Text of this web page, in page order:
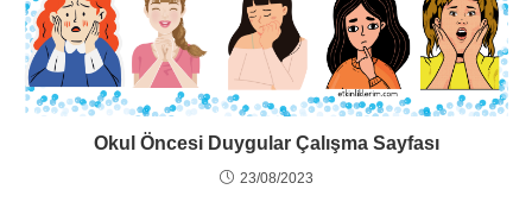
Okul Öncesi Duygular Çalışma Sayfası
23/08/2023